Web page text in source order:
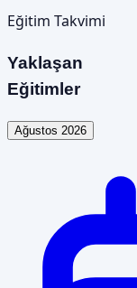
Eğitim Takvimi
Yaklaşan
Eğitimler
Ağustos 2026